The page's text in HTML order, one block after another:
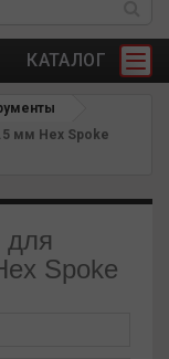
КАТАЛОГ
мм Hex Spoke
для
Spoke